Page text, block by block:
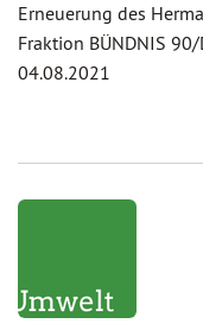
Erneuerung des
Fraktion BÜNDNIS
04.08.2021